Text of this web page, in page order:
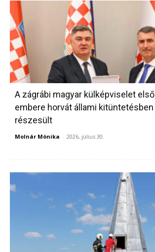
A zágrábi magyar külképviselet első
embere horvát állami kitüntetésben
részesült
Molnár Mónika - 2026, július 30.